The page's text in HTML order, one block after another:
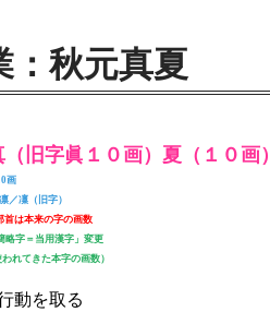
：秋元真夏
旧字眞１０画）夏（１０画）
画
／凜（旧字）
は本来の字の画数
略字＝当用漢字」変更
れてきた本字の画数）
動を取る